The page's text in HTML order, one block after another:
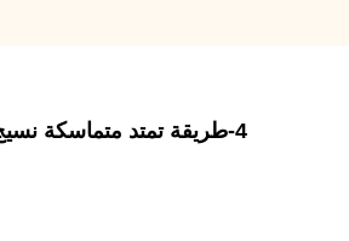
4-طريقة تمتد متماسكة نسيج البوليستر دنة لامعة النسيج المعاد تدويره للبيكيني